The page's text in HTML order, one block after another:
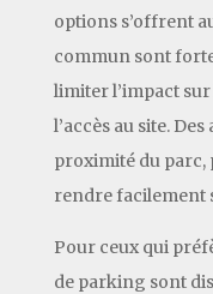
options s’offrent
commun sont
limiter l’impact
l’accès au site.
proximité du parc,
rendre facilement
Pour ceux qui
de parking sont